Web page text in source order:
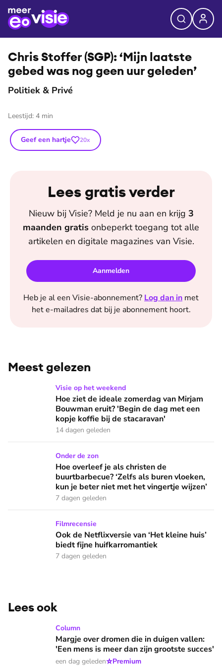
⭐Premium
Chris Stoffer (SGP): ‘Mijn laatste
gebed was nog geen uur geleden’
Politiek & Privé
Leestijd: 4 min
Geef een hartje 20x
Lees gratis verder
Nieuw bij Visie? Meld je nu aan en krijg 3
maanden gratis onbeperkt toegang tot alle
artikelen en digitale magazines van Visie.
Aanmelden
Heb je al een Visie-abonnement? Log dan in met
het e-mailadres dat bij je abonnement hoort.
Meest gelezen
Hoe ziet de ideale zomerdag van Mirjam Bouwman eruit?
Visie op het weekend
Hoe ziet de ideale zomerdag van Mirjam
Bouwman eruit? 'Begin de dag met een
kopje koffie bij de stacaravan'
14 dagen geleden
Hoe overleef je als christen de buurtbarbecue? ‘Zelfs als
Onder de zon
Hoe overleef je als christen de
buurtbarbecue? ‘Zelfs als buren vloeken,
kun je beter niet met het vingertje wijzen’
7 dagen geleden
Ook de Netflixversie van ‘Het kleine huis’ biedt fijne
Filmrecensie
Ook de Netflixversie van ‘Het kleine huis’
biedt fijne huifkarromantiek
7 dagen geleden
Lees ook
Margje over dromen die in duigen vallen: 'Een mens is
Column
Margje over dromen die in duigen vallen:
'Een mens is meer dan zijn grootste succes'
een dag geleden⭐Premium